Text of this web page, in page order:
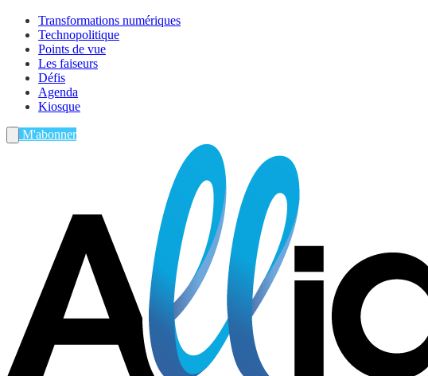
Transformations numériques
Technopolitique
Points de vue
Les faiseurs
Défis
Agenda
Kiosque
M'abonner